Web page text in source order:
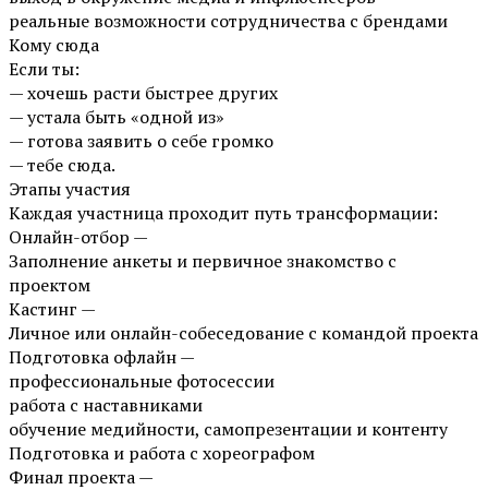
реальные возможности сотрудничества с брендами
Кому сюда
Если ты:
— хочешь расти быстрее других
— устала быть «одной из»
— готова заявить о себе громко
— тебе сюда.
Этапы участия
Каждая участница проходит путь трансформации:
Онлайн-отбор —
Заполнение анкеты и первичное знакомство с
проектом
Кастинг —
Личное или онлайн-собеседование с командой проекта
Подготовка офлайн —
профессиональные фотосессии
работа с наставниками
обучение медийности, самопрезентации и контенту
Подготовка и работа с хореографом
Финал проекта —